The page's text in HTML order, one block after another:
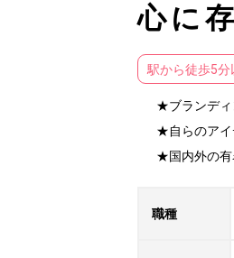
心に
駅から徒歩5分
★ブランディ
★自らのアイ
★国内外の有
職種